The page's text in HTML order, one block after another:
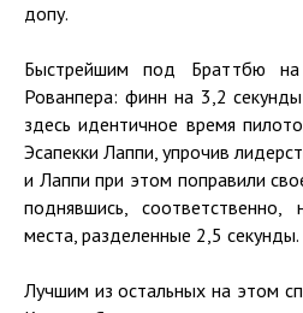
допу.
Быстрейшим под Браттбю
Рованпера: финн на 3,2
здесь идентичное время
Эсапекки Лаппи, упрочив
и Лаппи при этом поправили
поднявшись,
места, разделенные 2,5 секунды.
Лучшим из остальных на этом